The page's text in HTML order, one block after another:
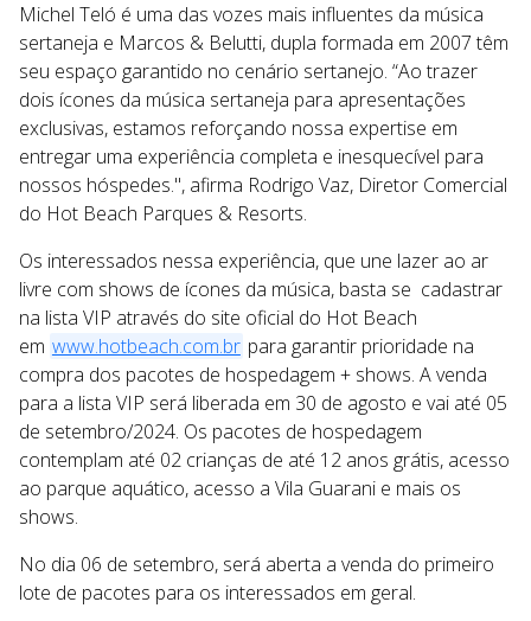
Michel Teló é uma das vozes mais influentes da música
sertaneja e Marcos & Belutti, dupla formada em 2007 têm
seu espaço garantido no cenário sertanejo. “Ao trazer
dois ícones da música sertaneja para apresentações
exclusivas, estamos reforçando nossa expertise em
entregar uma experiência completa e inesquecível para
nossos hóspedes.", afirma Rodrigo Vaz, Diretor Comercial
do Hot Beach Parques & Resorts.
Os interessados nessa experiência, que une lazer ao ar
livre com shows de ícones da música, basta se cadastrar
na lista VIP através do site oficial do Hot Beach
em www.hotbeach.com.br para garantir prioridade na
compra dos pacotes de hospedagem + shows. A venda
para a lista VIP será liberada em 30 de agosto e vai até 05
de setembro/2024. Os pacotes de hospedagem
contemplam até 02 crianças de até 12 anos grátis, acesso
ao parque aquático, acesso a Vila Guarani e mais os
shows.
No dia 06 de setembro, será aberta a venda do primeiro
lote de pacotes para os interessados em geral.